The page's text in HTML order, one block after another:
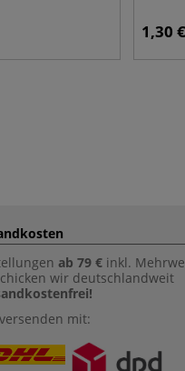
1,30 €
ab 79 € inkl.
wir deutschlandweit
mit: